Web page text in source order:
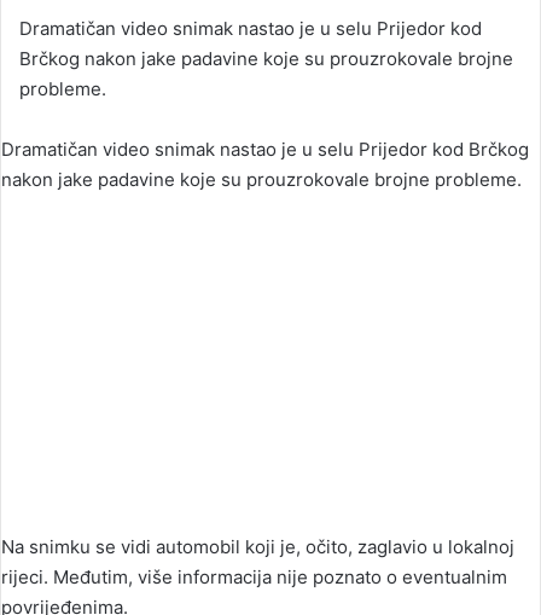
a
Dramatičan video snimak nastao je u selu Prijedor kod
Brčkog nakon jake padavine koje su prouzrokovale brojne
probleme.
Dramatičan video snimak nastao je u selu Prijedor kod Brčkog
nakon jake padavine koje su prouzrokovale brojne probleme.
Na snimku se vidi automobil koji je, očito, zaglavio u lokalnoj
rijeci. Međutim, više informacija nije poznato o eventualnim
povrijeđenima.